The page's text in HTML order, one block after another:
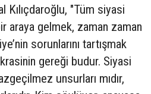
Kılıçdaroğlu, "Tüm siyasi
araya gelmek, zaman zaman
sorunlarını tartışmak
gereği budur. Siyasi
unsurları mıdır,